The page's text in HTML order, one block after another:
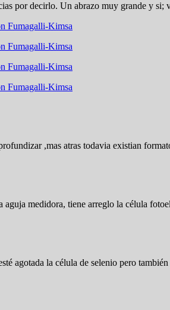
por decirlo. Un abrazo muy grande y
Fumagalli-Kimsa
Fumagalli-Kimsa
Fumagalli-Kimsa
Fumagalli-Kimsa
,mas atras todavia existian
medidora, tiene arreglo la célula
agotada la célula de selenio pero